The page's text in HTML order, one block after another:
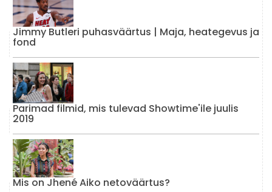
Jimmy Butleri puhasväärtus | Maja, heategevus ja
fond
Parimad filmid, mis tulevad Showtime'ile juulis
2019
Mis on Jhené Aiko netoväärtus?